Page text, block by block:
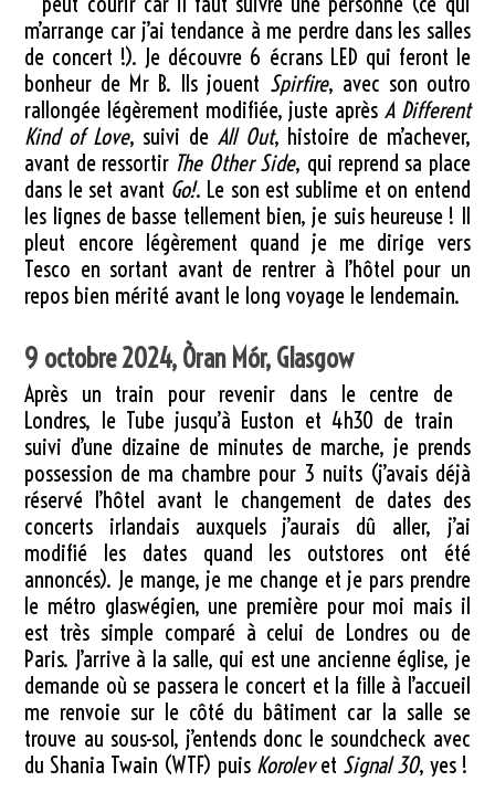
m’arrange car j’ai tendance à me perdre dans les salles
de concert !). Je découvre 6 écrans LED qui feront le
bonheur de Mr B. Ils jouent Spirfire, avec son outro
rallongée légèrement modifiée, juste après A Different
Kind of Love, suivi de All Out, histoire de m’achever,
avant de ressortir The Other Side, qui reprend sa place
dans le set avant Go!. Le son est sublime et on entend
les lignes de basse tellement bien, je suis heureuse ! Il
pleut encore légèrement quand je me dirige vers
Tesco en sortant avant de rentrer à l’hôtel pour un
repos bien mérité avant le long voyage le lendemain.
9 octobre 2024, Òran Mór, Glasgow
Après un train pour revenir dans le centre de
Londres, le Tube jusqu’à Euston et 4h30 de train
suivi d’une dizaine de minutes de marche, je prends
possession de ma chambre pour 3 nuits (j’avais déjà
réservé l’hôtel avant le changement de dates des
concerts irlandais auxquels j’aurais dû aller, j’ai
modifié les dates quand les outstores ont été
annoncés). Je mange, je me change et je pars prendre
le métro glaswégien, une première pour moi mais il
est très simple comparé à celui de Londres ou de
Paris. J’arrive à la salle, qui est une ancienne église, je
demande où se passera le concert et la fille à l’accueil
me renvoie sur le côté du bâtiment car la salle se
trouve au sous-sol, j’entends donc le soundcheck avec
du Shania Twain (WTF) puis Korolevet Signal 30, yes !